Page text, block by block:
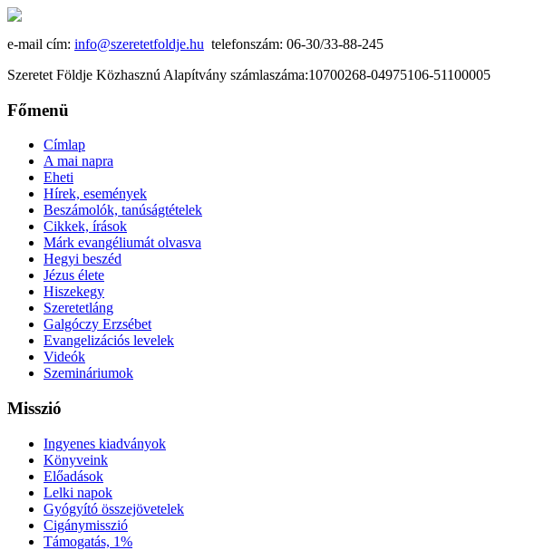
e-mail cím: info@szeretetfoldje.hu telefonszám: 06-30/33-88-245
Szeretet Földje Közhasznú Alapítvány számlaszáma:10700268-04975106-51100005
Főmenü
Címlap
A mai napra
Eheti
Hírek, események
Beszámolók, tanúságtételek
Cikkek, írások
Márk evangéliumát olvasva
Hegyi beszéd
Jézus élete
Hiszekegy
Szeretetláng
Galgóczy Erzsébet
Evangelizációs levelek
Videók
Szemináriumok
Misszió
Ingyenes kiadványok
Könyveink
Előadások
Lelki napok
Gyógyító összejövetelek
Cigánymisszió
Támogatás, 1%